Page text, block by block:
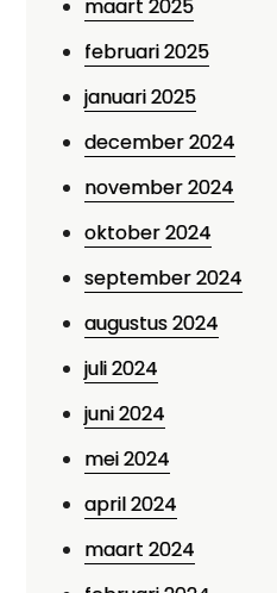
maart 2025
februari 2025
januari 2025
december 2024
november 2024
oktober 2024
september 2024
augustus 2024
juli 2024
juni 2024
mei 2024
april 2024
maart 2024